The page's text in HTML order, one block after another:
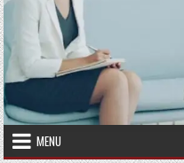
MENU